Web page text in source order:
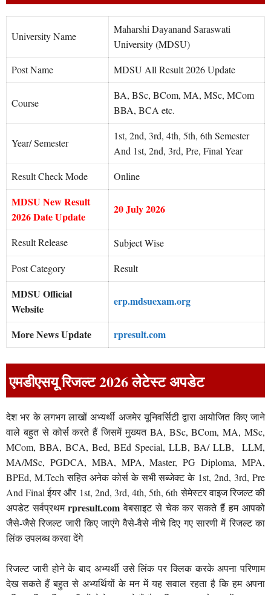
University Name
Maharshi Dayanand Saraswati
University (MDSU)
Post Name
MDSU All Result 2026 Update
Course
BA, BSc, BCom, MA, MSc, MCom
BBA, BCA etc.
Year/ Semester
1st, 2nd, 3rd, 4th, 5th, 6th Semester
And 1st, 2nd, 3rd, Pre, Final Year
Result Check Mode
Online
MDSU New Result
2026 Date Update
20 July 2026
Result Release
Subject Wise
Post Category
Result
MDSU Official
Website
erp.mdsuexam.org
More News Update rpresult.com
एमडीएसयूरिजल्ट 2026 लेटेस्ट अपडेट
देश भर के लगभग लाखों अभ्यर्थी अजमेर यूनिवर्सिटी द्वारा आयोजित किए जाने
वाले बहुत से कोर्स करते हैं जिसमें मुख्यत BA, BSc, BCom, MA, MSc,
MCom, BBA, BCA, Bed, BEd Special, LLB, BA/ LLB, LLM,
MA/MSc, PGDCA, MBA, MPA, Master, PG Diploma, MPA,
BPEd, M.Tech सहित अनेक कोर्स के सभी सब्जेक्ट के 1st, 2nd, 3rd, Pre
And Final ईयर और 1st, 2nd, 3rd, 4th, 5th, 6th सेमेस्टर वाइज रिजल्ट की
अपडेट सर्वप्रथमrpresult.com वेबसाइट से चेक कर सकते हैं हम आपको
जैसे-जैसे रिजल्ट जारी किए जाएंगे वैसे-वैसे नीचे दिए गए सारणी में रिजल्ट का
लिंक उपलब्ध करवा देंगे
रिजल्ट जारी होने के बाद अभ्यर्थी उसे लिंक पर क्लिक करके अपना परिणाम
देख सकते हैं बहुत से अभ्यर्थियों के मन में यह सवाल रहता है कि हम अपना